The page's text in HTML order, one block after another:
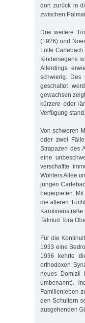
dort zurück in
zwischen
Drei weitere
(1926) und
Lotte
Kindersegens
Allerdings
schwierig. Des
geschaltet
gewachsen
kürzere oder
Verfügung stand.
Von schweren
oder zwei
Strapazen des
eine
verschaffte
Wohlers Allee
jungen
begegneten.
die älteren
Talmud Tora
Für die
1933 eine
1936 kehrte
orthodoxen
neues Domizil
umbenannt).
Familienleben
den Schultern
ausgehenden